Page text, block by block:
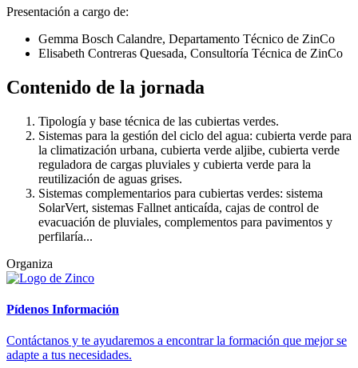
Presentación a cargo de:
Gemma Bosch Calandre, Departamento Técnico de ZinCo
Elisabeth Contreras Quesada, Consultoría Técnica de ZinCo
Contenido de la jornada
Tipología y base técnica de las cubiertas verdes.
Sistemas para la gestión del ciclo del agua: cubierta verde para
la climatización urbana, cubierta verde aljibe, cubierta verde
reguladora de cargas pluviales y cubierta verde para la
reutilización de aguas grises.
Sistemas complementarios para cubiertas verdes: sistema
SolarVert, sistemas Fallnet anticaída, cajas de control de
evacuación de pluviales, complementos para pavimentos y
perfilaría...
Organiza
Pídenos Información
Contáctanos y te ayudaremos a encontrar la formación que mejor se
adapte a tus necesidades.